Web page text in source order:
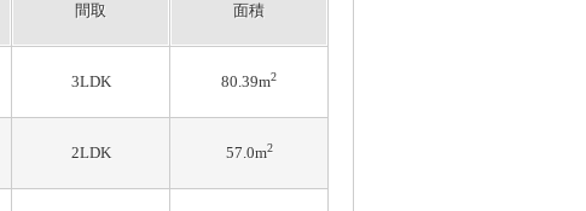
間取 面積
3LDK 80.39m2
2LDK 57.0m2